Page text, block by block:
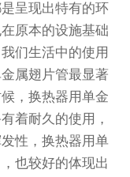
呈现出特有的环
原本的设施基础
们生活中的使用
属翅片管最显著
，换热器用单金
着耐久的使用，
性，换热器用单
也较好的体现出